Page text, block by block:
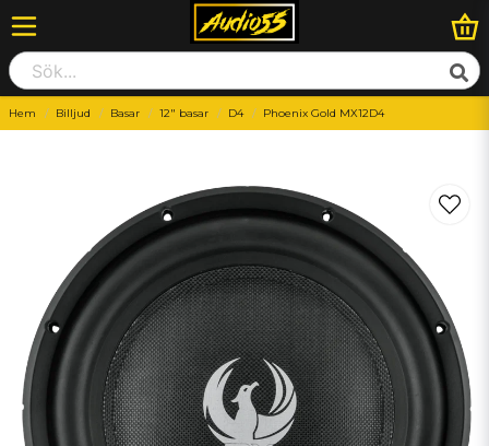
Hem Billjud Basar 12" basar D4 Phoenix Gold MX12D4